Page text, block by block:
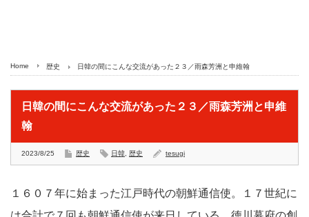
Home 歴史 日韓の間にこんな交流があった２３／雨森芳洲と申維翰
日韓の間にこんな交流があった２３／雨森芳洲と申維
翰
2023/8/25 歴史 日韓 歴史 tesugi
１６０７年に始まった江戸時代の朝鮮通信使。１７世紀に